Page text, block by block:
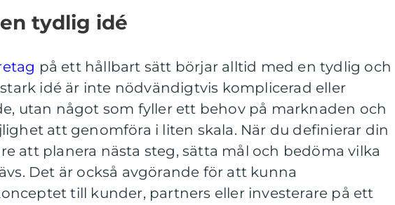
tydlig idé
på ett hållbart sätt börjar alltid med en tydlig och
idé är inte nödvändigtvis komplicerad eller
utan något som fyller ett behov på marknaden och
att genomföra i liten skala. När du definierar din
att planera nästa steg, sätta mål och bedöma vilka
Det är också avgörande för att kunna
till kunder, partners eller investerare på ett